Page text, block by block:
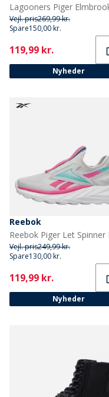
Vejl. pris269,99 kr.
Spare150,00 kr.
Current
119,99 kr.
Nyheder
Reebok
Vejl. pris249,99 kr.
Spare130,00 kr.
Current
119,99 kr.
Nyheder